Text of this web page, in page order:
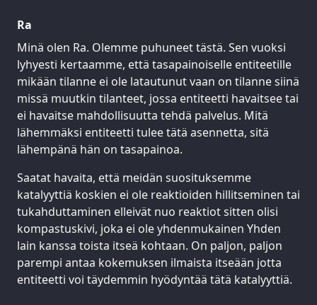
Ra
Minä olen Ra. Olemme puhuneet tästä. Sen vuoksi
lyhyesti kertaamme, että tasapainoiselle entiteetille
mikään tilanne ei ole latautunut vaan on tilanne siinä
missä muutkin tilanteet, jossa entiteetti havaitsee tai
ei havaitse mahdollisuutta tehdä palvelus. Mitä
lähemmäksi entiteetti tulee tätä asennetta, sitä
lähempänä hän on tasapainoa.
Saatat havaita, että meidän suosituksemme
katalyyttiä koskien ei ole reaktioiden hillitseminen tai
tukahduttaminen elleivät nuo reaktiot sitten olisi
kompastuskivi, joka ei ole yhdenmukainen Yhden
lain kanssa toista itseä kohtaan. On paljon, paljon
parempi antaa kokemuksen ilmaista itseään jotta
entiteetti voi täydemmin hyödyntää tätä katalyyttiä.